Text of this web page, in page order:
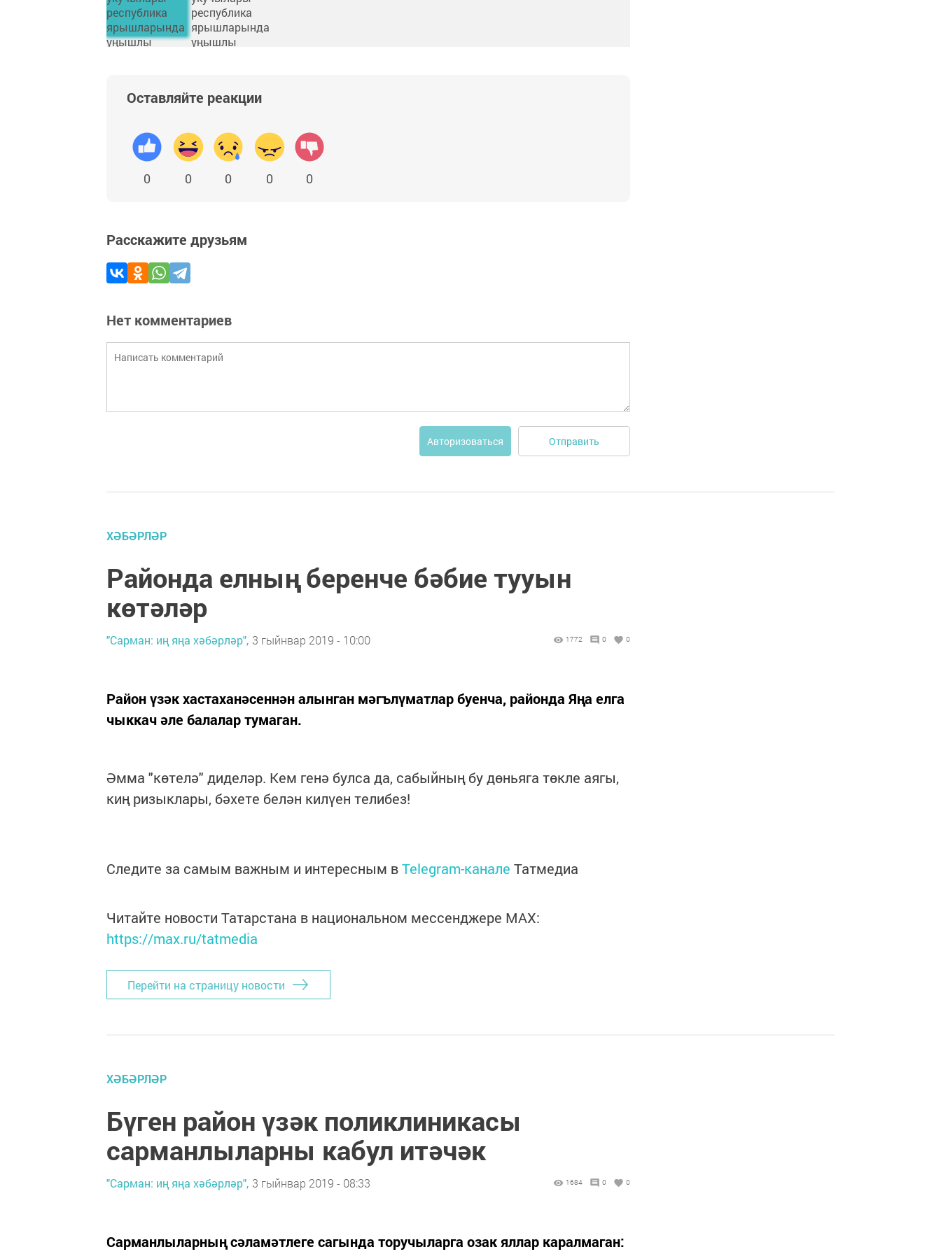
Оставляйте реакции
0 0 0 0 0
Расскажите друзьям
Нет комментариев
Авторизоваться Отправить
ХӘБӘРЛӘР
Районда елның беренче бәбие тууын
көтәләр
"Сарман: иң яңа хәбәрләр", 3 гыйнвар 2019 - 10:00 1772 0 0
Район үзәк хастаханәсеннән алынган мәгълүматлар буенча, районда Яңа елга
чыккач әле балалар тумаган.
Әмма "көтелә" диделәр. Кем генә булса да, сабыйның бу дөньяга төкле аягы,
киң ризыклары, бәхете белән килүен телибез!
Следите за самым важным и интересным вTelegram-канале Татмедиа
Читайте новости Татарстана в национальном мессенджере MАХ:
https://max.ru/tatmedia
Перейти на страницу новости
ХӘБӘРЛӘР
Бүген район үзәк поликлиникасы
сарманлыларны кабул итәчәк
"Сарман: иң яңа хәбәрләр", 3 гыйнвар 2019 - 08:33 1684 0 0
Сарманлыларның сәламәтлеге сагында торучыларга озак яллар каралмаган: